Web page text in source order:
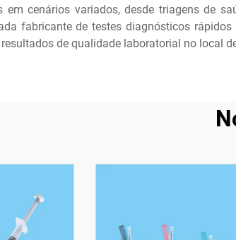
em cenários variados, desde triagens de
fabricante de testes diagnósticos
de qualidade laboratorial no local